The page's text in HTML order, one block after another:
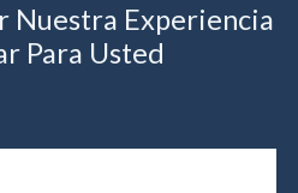
Nuestra Experiencia
Para Usted